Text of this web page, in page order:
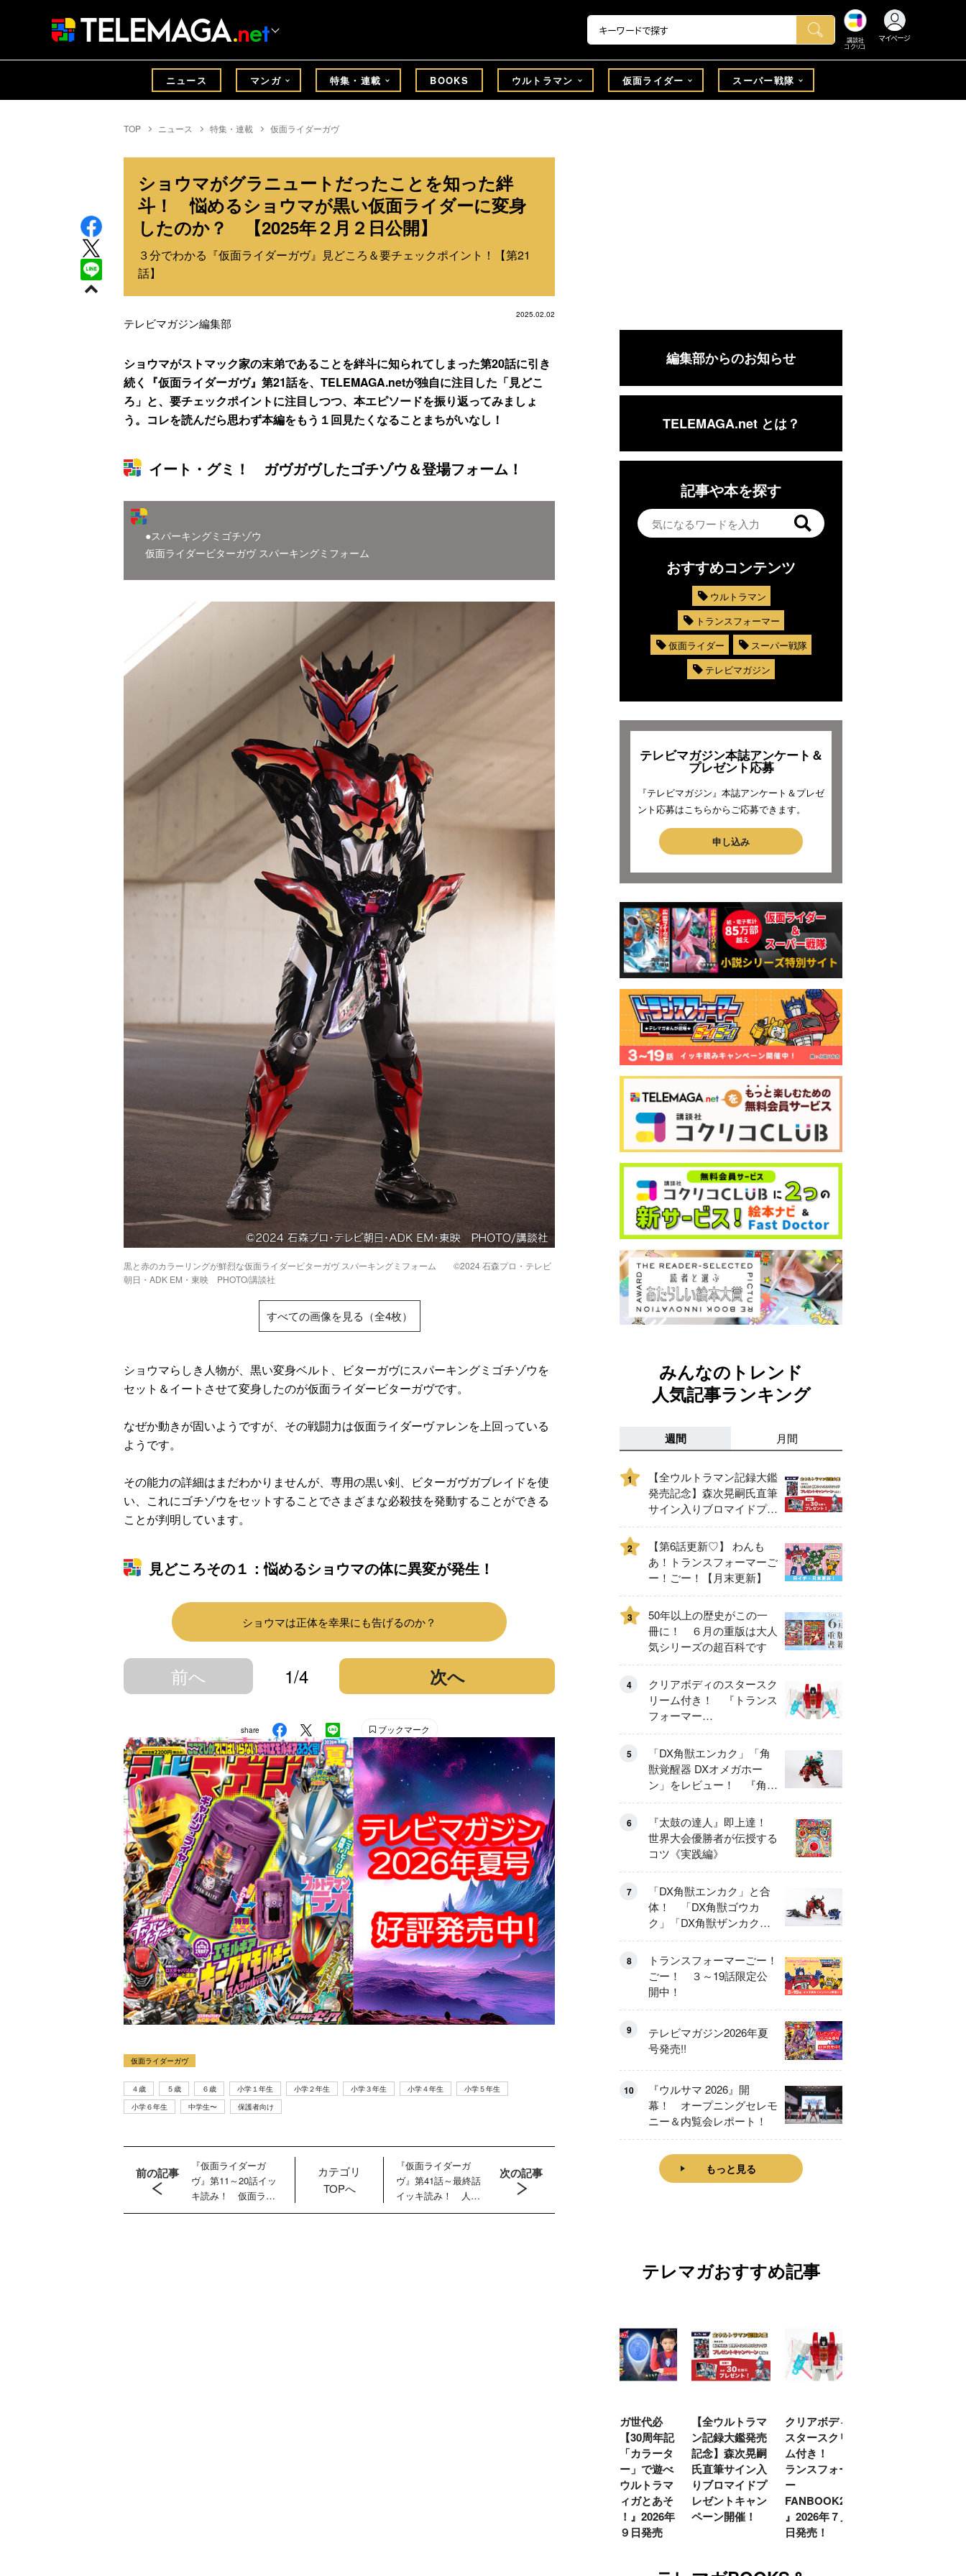
講談社
コクリコ
マイページ
ニュース マンガ 特集・連載 BOOKS ウルトラマン 仮面ライダー スーパー戦隊
TOP ニュース 特集・連載 仮面ライダーガヴ
ショウマがグラニュートだったことを知った絆
斗！ 悩めるショウマが黒い仮面ライダーに変身
したのか？ 【2025年２月２日公開】
３分でわかる『仮面ライダーガヴ』見どころ＆要チェックポイント！【第21
話】
2025.02.02
テレビマガジン編集部
ショウマがストマック家の末弟であることを絆斗に知られてしまった第20話に引き
続く『仮面ライダーガヴ』第21話を、TELEMAGA.netが独自に注目した「見どこ
ろ」と、要チェックポイントに注目しつつ、本エピソードを振り返ってみましょ
う。コレを読んだら思わず本編をもう１回見たくなることまちがいなし！
イート・グミ！ ガヴガヴしたゴチゾウ＆登場フォーム！
●スパーキングミゴチゾウ
仮面ライダービターガヴ スパーキングミフォーム
黒と赤のカラーリングが鮮烈な仮面ライダービターガヴ スパーキングミフォーム ©2024 石森プロ・テレビ
朝日・ADK EM・東映 PHOTO/講談社
すべての画像を見る（全4枚）
ショウマらしき人物が、黒い変身ベルト、ビターガヴにスパーキングミゴチゾウを
セット＆イートさせて変身したのが仮面ライダービターガヴです。
なぜか動きが固いようですが、その戦闘力は仮面ライダーヴァレンを上回っている
ようです。
その能力の詳細はまだわかりませんが、専用の黒い剣、ビターガヴガブレイドを使
い、これにゴチゾウをセットすることでさまざまな必殺技を発動することができる
ことが判明しています。
見どころその１：悩めるショウマの体に異変が発生！
ショウマは正体を幸果にも告げるのか？
前へ 1/4 次へ
share ブックマーク
仮面ライダーガヴ
４歳 ５歳 ６歳 小学１年生 小学２年生 小学３年生 小学４年生
小学５年生
小学６年生
中学生〜 保護者向け
前の記事
『仮面ライダーガ
ヴ』第11～20話イッ
キ読み！ 仮面ライ
ダーガヴとヴァレ
カテゴリ
TOPへ
『仮面ライダーガ
ヴ』第41話～最終話
イッキ読み！ 人間
界牧場化計画を阻止
次の記事
編集部からのお知らせ
TELEMAGA.net とは？
記事や本を探す
おすすめコンテンツ
ウルトラマン
トランスフォーマー
仮面ライダー
スーパー戦隊
テレビマガジン
テレビマガジン本誌アンケート＆
プレゼント応募
『テレビマガジン』本誌アンケート＆プレゼ
ント応募はこちらからご応募できます。
申し込み
みんなのトレンド
人気記事ランキング
週間 月間
1
【全ウルトラマン記録大鑑
発売記念】森次晃嗣氏直筆
サイン入りブロマイドプレ
ゼントキャンペーン開催！
2
【第6話更新♡】 わんも
あ！トランスフォーマーご
ー！ごー！【月末更新】
3
50年以上の歴史がこの一
冊に！ ６月の重版は大人
気シリーズの超百科です
4
クリアボディのスタースク
リーム付き！ 『トランス
フォーマー
FANBOOK2026』2026年
７月31日発売！
5
「DX角獣エンカク」「角
獣覚醒器 DXオメガホー
ン」をレビュー！ 『角醒
ハンター オメガホーン』
の玩具展開がスタート！
6
『太鼓の達人』即上達！
世界大会優勝者が伝授する
コツ《実践編》
7
「DX角獣エンカク」と合
体！ 「DX角獣ゴウカ
ク」「DX角獣ザンカク」
をレビュー！
8
トランスフォーマーごー！
ごー！ ３～19話限定公
開中！
9
テレビマガジン2026年夏
号発売!!
10
『ウルサマ 2026』開
幕！ オープニングセレモ
ニー＆内覧会レポート！
もっと見る
テレマガおすすめ記事
ティガ世代必
見！【30周年記
念】「カラータ
イマー」で遊べ
る『ウルトラマ
ンティガとあそ
ぼう！』2026年
７月９日発売
【全ウルトラマ
ン記録大鑑発売
記念】森次晃嗣
氏直筆サイン入
りブロマイドプ
レゼントキャン
ペーン開催！
クリアボディの
スタースクリー
ム付き！ 『ト
ランスフォーマ
ー
FANBOOK2026
』2026年７月31
日発売！